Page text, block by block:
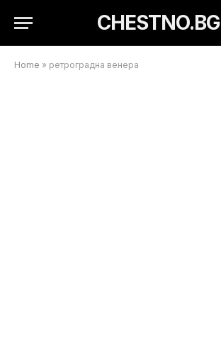
CHESTNO.BG
Home » ретроградна венера